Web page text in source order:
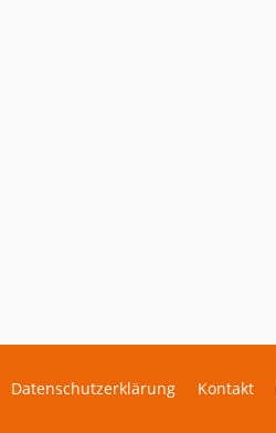
Datenschutzerklärung Kontakt